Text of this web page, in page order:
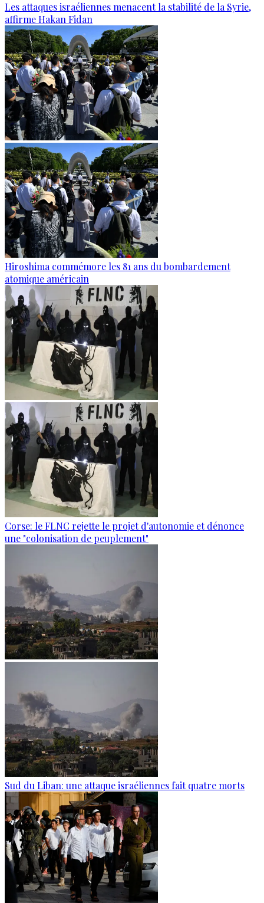
Les attaques israéliennes menacent la stabilité de la Syrie,
affirme Hakan Fidan
Hiroshima commémore les 81 ans du bombardement
atomique américain
Corse: le FLNC rejette le projet d'autonomie et dénonce
une "colonisation de peuplement"
Sud du Liban: une attaque israéliennes fait quatre morts